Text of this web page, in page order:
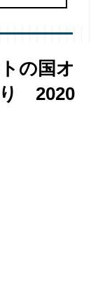
の国オ
り 2020